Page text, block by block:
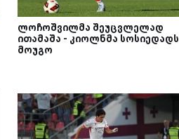
ლოჩოშვილმა შეუცვლელად
ითამაშა - კიოლნმა სოსიედადს
მოუგო